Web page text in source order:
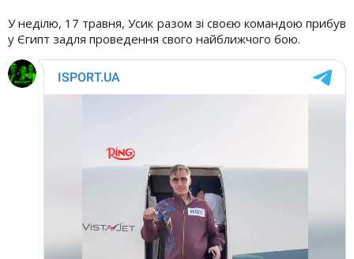
У неділю, 17 травня, Усик разом зі своєю командою прибув
у Єгипт задля проведення свого найближчого бою.